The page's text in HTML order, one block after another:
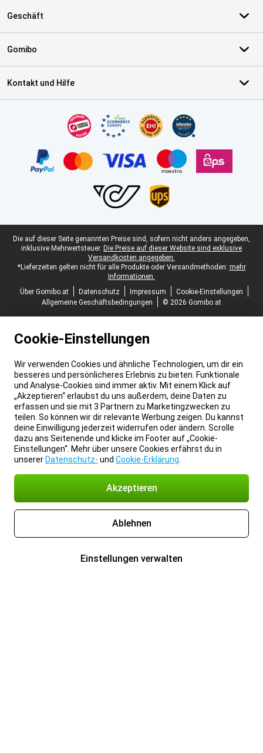
Geschäft
Gomibo
Kontakt und Hilfe
Juristische Fußzeile
Die auf dieser Seite genannten Preise sind, sofern nicht anders angegeben,
inklusive Mehrwertsteuer. Die Preise auf dieser Website sind exklusive
Versandkosten angegeben.
*Lieferzeiten gelten nicht für alle Produkte oder Versandmethoden: mehr
Informationen.
Über Gomibo.at
Datenschutz Impressum
Cookie-Einstellungen
Allgemeine Geschäftsbedingungen
© 2026 Gomibo.at
Cookie-Einstellungen
Wir verwenden Cookies und ähnliche Technologien, um dir ein
besseres und persönlicheres Erlebnis zu bieten. Funktionale
und Analyse-Cookies sind immer aktiv. Mit einem Klick auf
„Akzeptieren“ erlaubst du uns außerdem, deine Daten zu
erfassen und sie mit 3 Partnern zu Marketingzwecken zu
teilen. So können wir dir relevante Werbung zeigen. Du kannst
deine Einwilligung jederzeit widerrufen oder ändern. Scrolle
dazu ans Seitenende und klicke im Footer auf „Cookie-
Einstellungen“. Mehr über unsere Cookies erfährst du in
unserer Datenschutz- und Cookie-Erklärung
Akzeptieren
Ablehnen
Einstellungen verwalten